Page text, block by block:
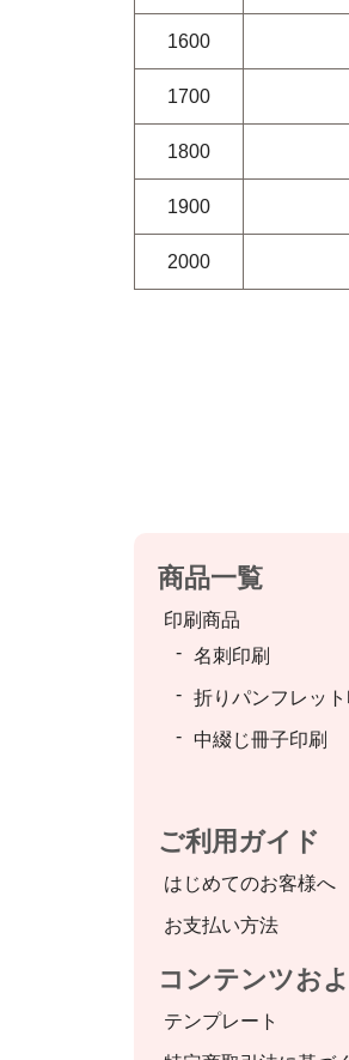
1600
1700
1800
1900
2000
商品一覧
印刷商品
名刺印刷
折りパンフレット
中綴じ冊子印刷
ご利用ガイド
はじめてのお客様へ
お支払い方法
コンテンツお
テンプレート